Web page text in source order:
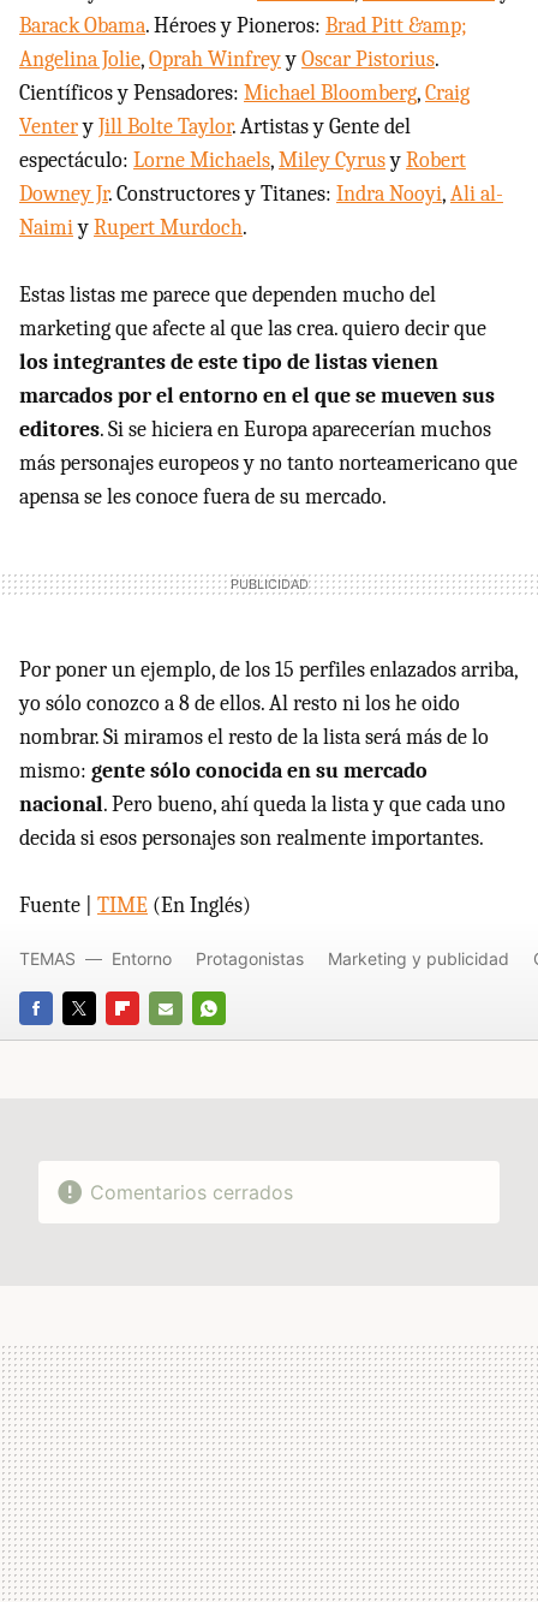
Barack Obama. Héroes y Pioneros: Brad Pitt &amp;
Angelina Jolie,Oprah WinfreyyOscar Pistorius.
Científicos y Pensadores: Michael Bloomberg,Craig
VenteryJill Bolte Taylor. Artistas y Gente del
espectáculo: Lorne Michaels,Miley CyrusyRobert
Downey Jr. Constructores y Titanes: Indra Nooyi,Ali al-
NaimiyRupert Murdoch.
Estas listas me parece que dependen mucho del
marketing que afecte al que las crea. quiero decir que
los integrantes de este tipo de listas vienen
marcados por el entorno en el que se mueven sus
editores. Si se hiciera en Europa aparecerían muchos
más personajes europeos y no tanto norteamericano que
apensa se les conoce fuera de su mercado.
Por poner un ejemplo, de los 15 perfiles enlazados arriba,
yo sólo conozco a 8 de ellos. Al resto ni los he oido
nombrar. Si miramos el resto de la lista será más de lo
mismo: gente sólo conocida en su mercado
nacional. Pero bueno, ahí queda la lista y que cada uno
decida si esos personajes son realmente importantes.
Fuente | TIME (En Inglés)
FACEBOOK
TWITTERFLIPBOARD
E-
WHATSAPP
TEMAS Entorno Protagonistas Marketing y publicidad
Comentarios cerrados